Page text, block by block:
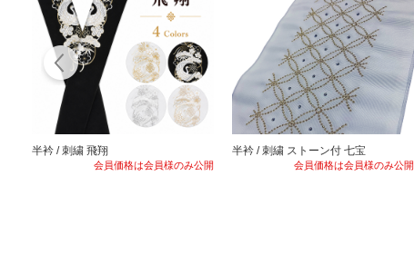
半衿 / 刺繍 飛翔
会員価格は会員様のみ公開
半衿 / 刺繍 ストーン付 七宝
会員価格は会員様のみ公開